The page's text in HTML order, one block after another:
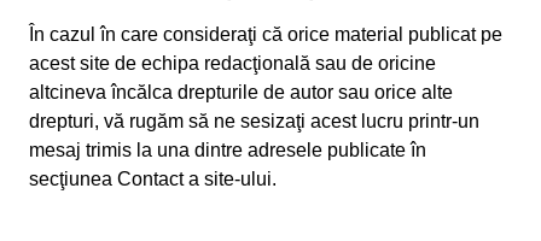
În cazul în care consideraţi că orice material publicat pe
acest site de echipa redacţională sau de oricine
altcineva încălca drepturile de autor sau orice alte
drepturi, vă rugăm să ne sesizaţi acest lucru printr-un
mesaj trimis la una dintre adresele publicate în
secţiunea Contact a site-ului.